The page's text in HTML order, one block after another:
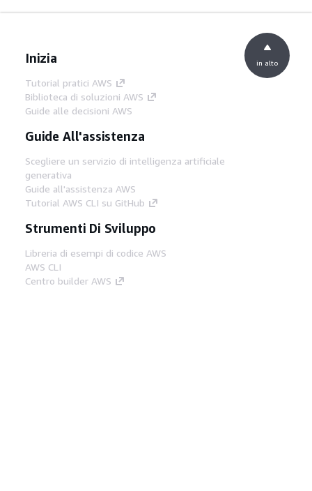
Inizia
Tutorial pratici AWS
Biblioteca di soluzioni AWS
Guide alle decisioni AWS
Guide All'assistenza
Scegliere un servizio di intelligenza artificiale
generativa
Guide all'assistenza AWS
Tutorial AWS CLI su GitHub
Strumenti Di Sviluppo
Libreria di esempi di codice AWS
AWS CLI
Centro builder AWS
in alto